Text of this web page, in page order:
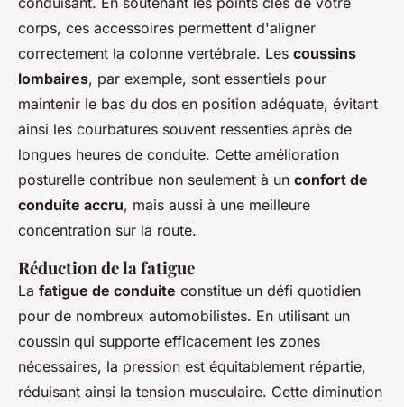
corps, ces accessoires permettent d'aligner
correctement la colonne vertébrale. Les coussins
lombaires, par exemple, sont essentiels pour
maintenir le bas du dos en position adéquate, évitant
ainsi les courbatures souvent ressenties après de
longues heures de conduite. Cette amélioration
posturelle contribue non seulement à un confort de
conduite accru, mais aussi à une meilleure
concentration sur la route.
Réduction de la fatigue
La fatigue de conduite constitue un défi quotidien
pour de nombreux automobilistes. En utilisant un
coussin qui supporte efficacement les zones
nécessaires, la pression est équitablement répartie,
réduisant ainsi la tension musculaire. Cette diminution